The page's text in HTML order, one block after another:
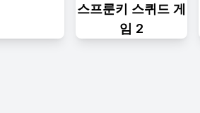
스프룬키 스퀴드 게
임 2